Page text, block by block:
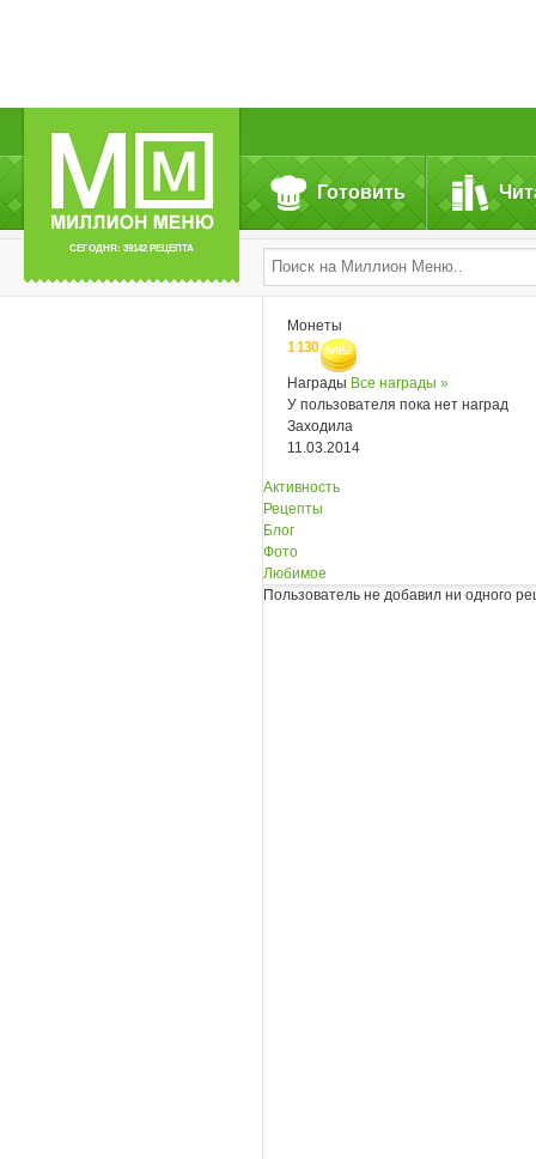
СЕГОДНЯ: 39142 РЕЦЕПТА
Готовить
Монеты
1 130
Награды Все награды »
У пользователя пока нет наград
Заходила
11.03.2014
Активность
Рецепты
Блог
Фото
Любимое
Пользователь не добавил ни одного